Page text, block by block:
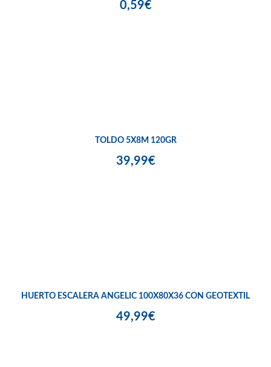
0,59€
TOLDO 5X8M 120GR
39,99€
HUERTO ESCALERA ANGELIC 100X80X36 CON GEOTEXTIL
49,99€